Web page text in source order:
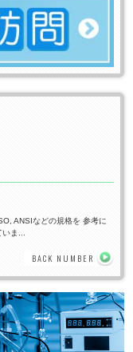
ANSIなどの規格を 参考に
いま...
BACK NUMBER